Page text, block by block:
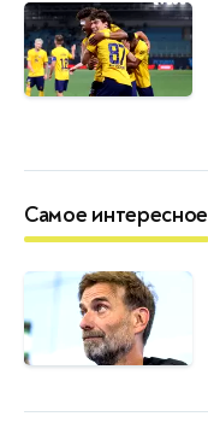
Самое интересное